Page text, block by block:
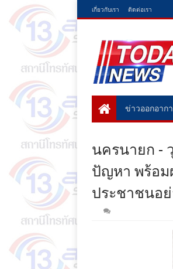
เกี่ยวกับเรา ติดต่อเรา
ข่าวออกอาก
นครนายก -
ปัญหา พร้อม
ประชาชนอ